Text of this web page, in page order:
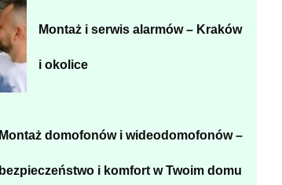
Montaż i serwis alarmów – Kraków
i okolice
Montaż domofonów i wideodomofonów –
bezpieczeństwo i komfort w Twoim domu